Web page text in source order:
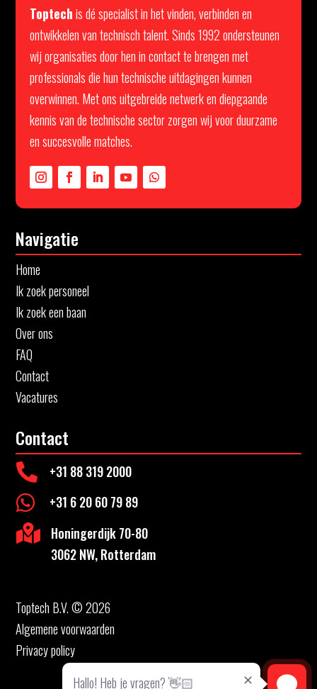
Toptechis dé specialist in het vinden, verbinden en
ontwikkelen van technisch talent. Sinds 1992 ondersteunen
wij organisaties door hen in contact te brengen met
professionals die hun technische uitdagingen kunnen
overwinnen. Met ons uitgebreide netwerk en diepgaande
kennis van de technische sector zorgen wij voor duurzame
en succesvolle matches.
Navigatie
Home
Ik zoek personeel
Ik zoek een baan
Over ons
FAQ
Contact
Vacatures
Contact
 +31 88 319 2000
 +31 6 20 60 79 89

Honingerdijk 70-80
3062 NW, Rotterdam
Toptech B.V. © 2026
Algemene voorwaarden
Privacy policy
Hallo! Heb je vragen? 👋🏻